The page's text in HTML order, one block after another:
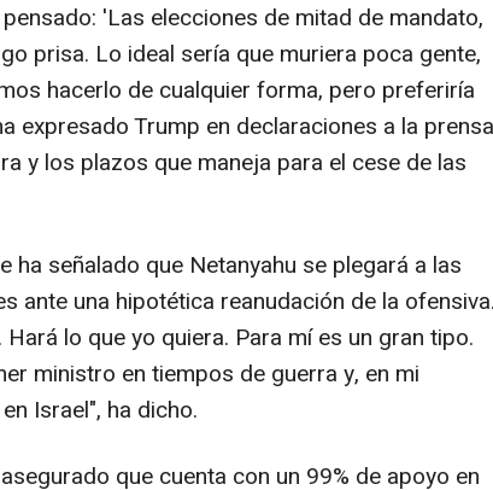
'Las elecciones de mitad de mandato,
prisa. Lo ideal sería que muriera poca gente,
hacerlo de cualquier forma, pero preferiría
expresado Trump en declaraciones a la prensa
y los plazos que maneja para el cese de las
ha señalado que Netanyahu se plegará a las
ante una hipotética reanudación de la ofensiva.
lo que yo quiera. Para mí es un gran tipo.
ministro en tiempos de guerra y, en mi
Israel", ha dicho.
que cuenta con un 99% de apoyo en